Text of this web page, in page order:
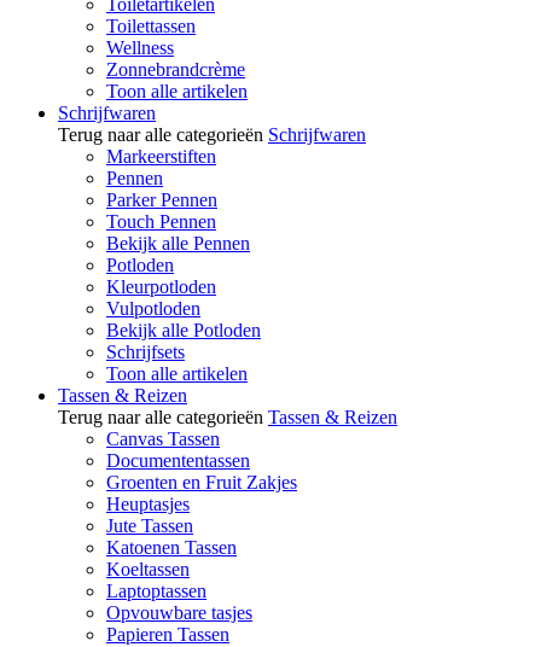
Toiletartikelen
Toilettassen
Wellness
Zonnebrandcrème
Toon alle artikelen
Schrijfwaren
Terug naar alle categorieën Schrijfwaren
Markeerstiften
Pennen
Parker Pennen
Touch Pennen
Bekijk alle Pennen
Potloden
Kleurpotloden
Vulpotloden
Bekijk alle Potloden
Schrijfsets
Toon alle artikelen
Tassen & Reizen
Terug naar alle categorieën Tassen & Reizen
Canvas Tassen
Documententassen
Groenten en Fruit Zakjes
Heuptasjes
Jute Tassen
Katoenen Tassen
Koeltassen
Laptoptassen
Opvouwbare tasjes
Papieren Tassen